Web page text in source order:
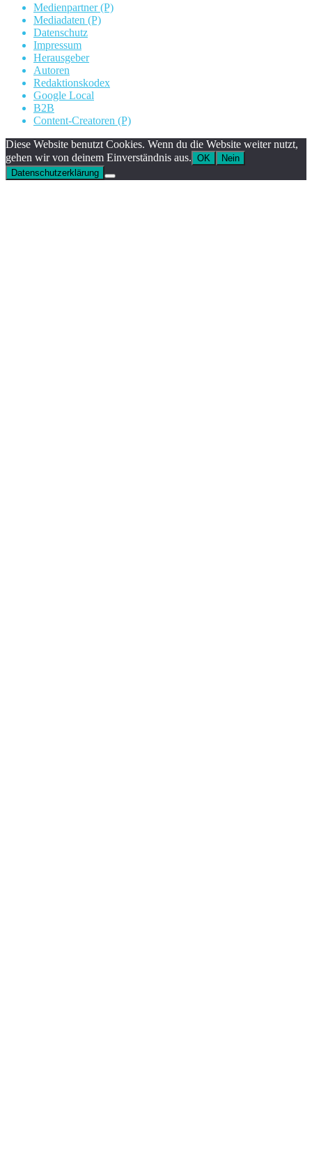
Medienpartner (P)
Mediadaten (P)
Datenschutz
Impressum
Herausgeber
Autoren
Redaktionskodex
Google Local
B2B
Content-Creatoren (P)
Diese Website benutzt Cookies. Wenn du die Website weiter nutzt,
gehen wir von deinem Einverständnis aus. OK
Nein
Datenschutzerklärung